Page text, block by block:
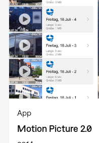
App
Motion Picture 2.0